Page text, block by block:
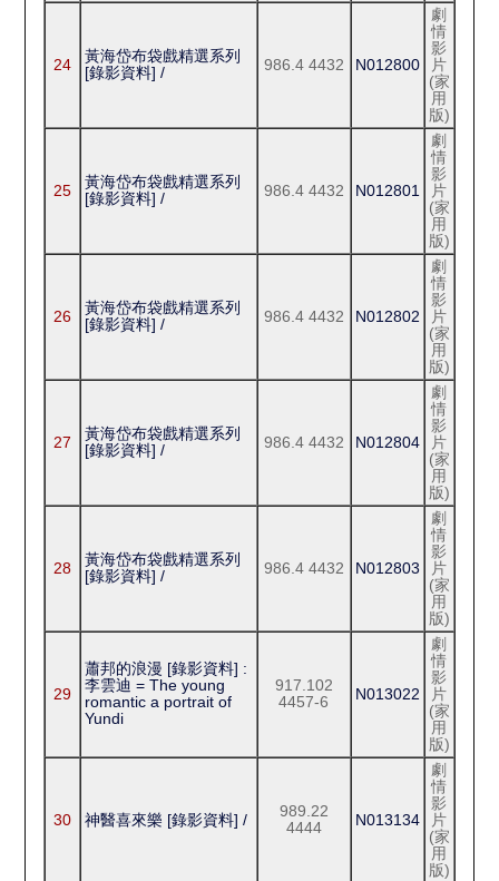
24
黃海岱布袋戲精選系列
[錄影資料] /
986.4 4432 N012800
劇
情
影
片
(家
用
版)
25
黃海岱布袋戲精選系列
[錄影資料] /
986.4 4432 N012801
劇
情
影
片
(家
用
版)
26
黃海岱布袋戲精選系列
[錄影資料] /
986.4 4432 N012802
劇
情
影
片
(家
用
版)
27
黃海岱布袋戲精選系列
[錄影資料] /
986.4 4432 N012804
劇
情
影
片
(家
用
版)
28
黃海岱布袋戲精選系列
[錄影資料] /
986.4 4432 N012803
劇
情
影
片
(家
用
版)
29
蕭邦的浪漫 [錄影資料] :
李雲迪 = The young
romantic a portrait of
Yundi
917.102
4457-6
N013022
劇
情
影
片
(家
用
版)
30 神醫喜來樂 [錄影資料] /
989.22
4444
N013134
劇
情
影
片
(家
用
版)